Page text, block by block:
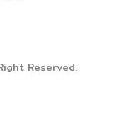
Reserved.